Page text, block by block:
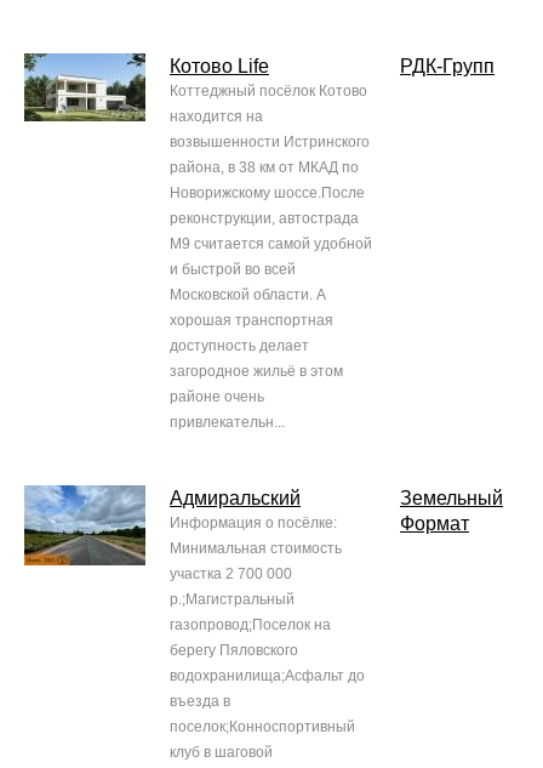
Котово Life
Коттеджный посёлок Котово
находится на
возвышенности Истринского
района, в 38 км от МКАД по
Новорижскому шоссе.После
реконструкции, автострада
М9 считается самой удобной
и быстрой во всей
Московской области. А
хорошая транспортная
доступность делает
загородное жильё в этом
районе очень
привлекательн...
РДК-Групп
Адмиральский
Информация о посёлке:
Минимальная стоимость
участка 2 700 000
р.;Магистральный
газопровод;Поселок на
берегу Пяловского
водохранилища;Асфальт до
въезда в
поселок;Конноспортивный
клуб в шаговой
Земельный
Формат